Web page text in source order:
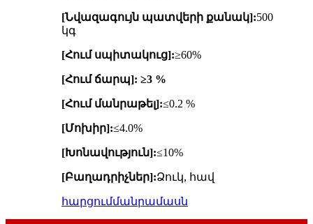
[Նվազագույն պատվերի քանակ]:500
կգ
[Հում սպիտակուց]:≥60%
[Հում ճարպ]: ≥3 %
[Հում մանրաթել]:≤0.2 %
[Մոխիր]:≤4.0%
[Խոնավություն]:≤10%
[Բաղադրիչներ]:Ձուկ, հավ
հարցումմանրամասն